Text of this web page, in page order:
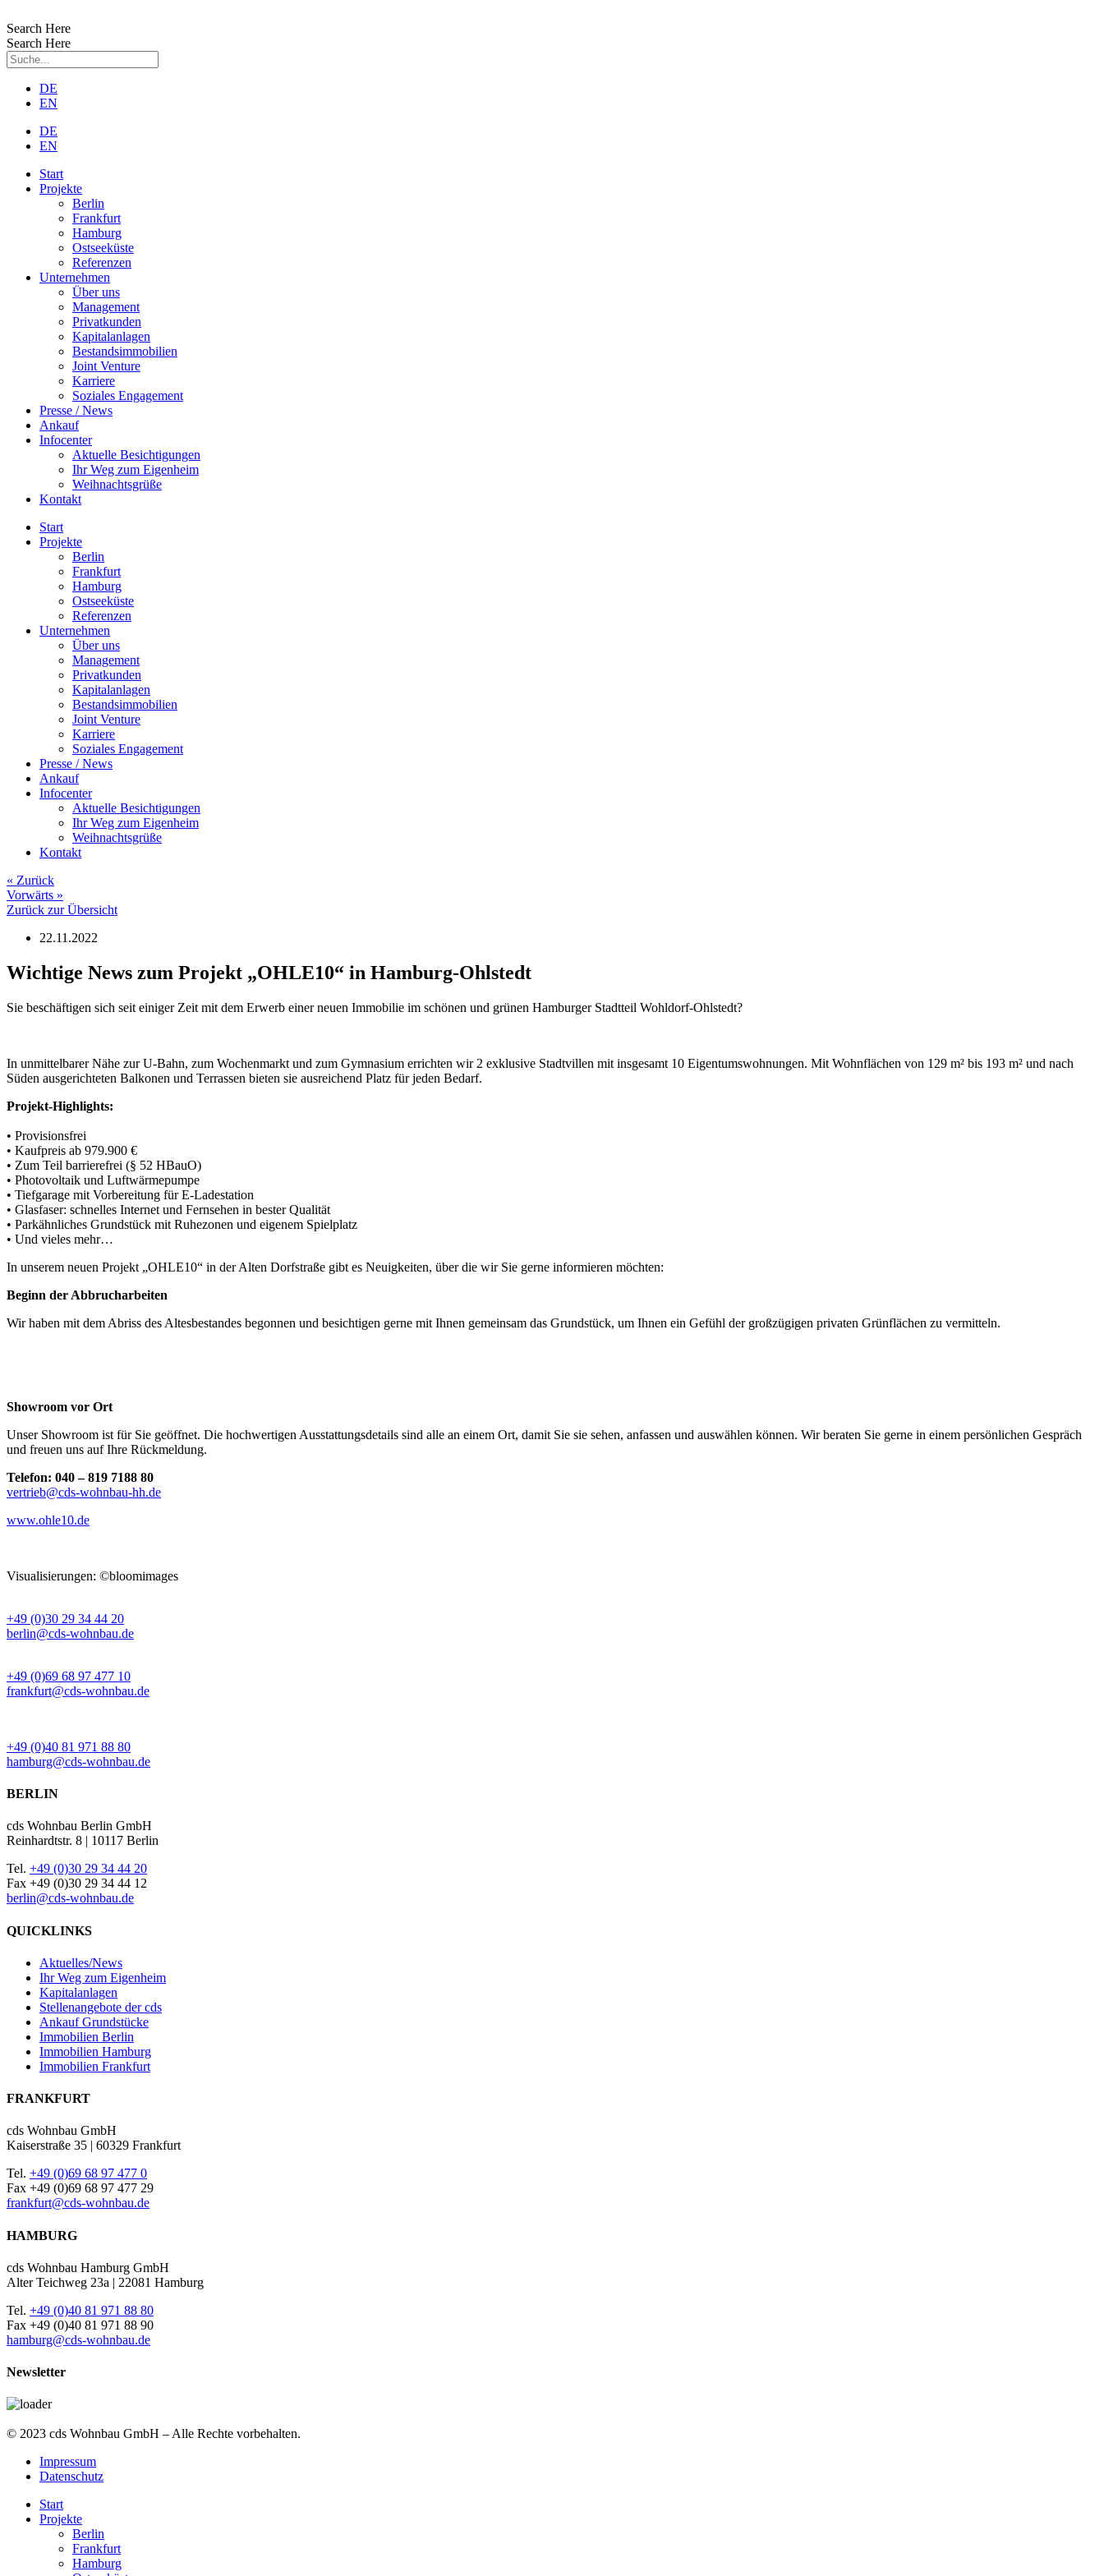
Inhalt
wechseln
Search Here
Search Here
DE
EN
DE
EN
Start
Projekte
Berlin
Frankfurt
Hamburg
Ostseeküste
Referenzen
Unternehmen
Über uns
Management
Privatkunden
Kapitalanlagen
Bestandsimmobilien
Joint Venture
Karriere
Soziales Engagement
Presse / News
Ankauf
Infocenter
Aktuelle Besichtigungen
Ihr Weg zum Eigenheim
Weihnachtsgrüße
Kontakt
Start
Projekte
Berlin
Frankfurt
Hamburg
Ostseeküste
Referenzen
Unternehmen
Über uns
Management
Privatkunden
Kapitalanlagen
Bestandsimmobilien
Joint Venture
Karriere
Soziales Engagement
Presse / News
Ankauf
Infocenter
Aktuelle Besichtigungen
Ihr Weg zum Eigenheim
Weihnachtsgrüße
Kontakt
« Zurück
Vorwärts »
Zurück zur Übersicht
22.11.2022
Wichtige News zum Projekt „OHLE10“ in Hamburg-Ohlstedt
Sie beschäftigen sich seit einiger Zeit mit dem Erwerb einer neuen Immobilie im schönen und grünen Hamburger Stadtteil Wohldorf-Ohlstedt?
In unmittelbarer Nähe zur U-Bahn, zum Wochenmarkt und zum Gymnasium errichten wir 2 exklusive Stadtvillen mit insgesamt 10 Eigentumswohnungen. Mit Wohnflächen von 129 m² bis 193 m² und nach
Süden ausgerichteten Balkonen und Terrassen bieten sie ausreichend Platz für jeden Bedarf.
Projekt-Highlights:
• Provisionsfrei
• Kaufpreis ab 979.900 €
• Zum Teil barrierefrei (§ 52 HBauO)
• Photovoltaik und Luftwärmepumpe
• Tiefgarage mit Vorbereitung für E-Ladestation
• Glasfaser: schnelles Internet und Fernsehen in bester Qualität
• Parkähnliches Grundstück mit Ruhezonen und eigenem Spielplatz
• Und vieles mehr…
In unserem neuen Projekt „OHLE10“ in der Alten Dorfstraße gibt es Neuigkeiten, über die wir Sie gerne informieren möchten:
Beginn der Abbrucharbeiten
Wir haben mit dem Abriss des Altesbestandes begonnen und besichtigen gerne mit Ihnen gemeinsam das Grundstück, um Ihnen ein Gefühl der großzügigen privaten Grünflächen zu vermitteln.
Showroom vor Ort
Unser Showroom ist für Sie geöffnet. Die hochwertigen Ausstattungsdetails sind alle an einem Ort, damit Sie sie sehen, anfassen und auswählen können. Wir beraten Sie gerne in einem persönlichen Gespräch
und freuen uns auf Ihre Rückmeldung.
Telefon: 040 – 819 7188 80
vertrieb@cds-wohnbau-hh.de
www.ohle10.de
Visualisierungen: ©bloomimages
+49 (0)30 29 34 44 20
berlin@cds-wohnbau.de
+49 (0)69 68 97 477 10
frankfurt@cds-wohnbau.de
+49 (0)40 81 971 88 80
hamburg@cds-wohnbau.de
BERLIN
cds Wohnbau Berlin GmbH
Reinhardtstr. 8 | 10117 Berlin
Tel. +49 (0)30 29 34 44 20
Fax +49 (0)30 29 34 44 12
berlin@cds-wohnbau.de
QUICKLINKS
Aktuelles/News
Ihr Weg zum Eigenheim
Kapitalanlagen
Stellenangebote der cds
Ankauf Grundstücke
Immobilien Berlin
Immobilien Hamburg
Immobilien Frankfurt
FRANKFURT
cds Wohnbau GmbH
Kaiserstraße 35 | 60329 Frankfurt
Tel. +49 (0)69 68 97 477 0
Fax +49 (0)69 68 97 477 29
frankfurt@cds-wohnbau.de
HAMBURG
cds Wohnbau Hamburg GmbH
Alter Teichweg 23a | 22081 Hamburg
Tel. +49 (0)40 81 971 88 80
Fax +49 (0)40 81 971 88 90
hamburg@cds-wohnbau.de
Newsletter
© 2023 cds Wohnbau GmbH – Alle Rechte vorbehalten.
Impressum
Datenschutz
Start
Projekte
Berlin
Frankfurt
Hamburg